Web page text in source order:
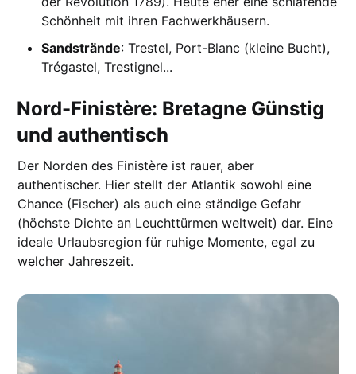
Schönheit mit ihren Fachwerkhäusern.
Sandstrände: Trestel, Port-Blanc (kleine Bucht),
Trégastel, Trestignel...
Nord-Finistère: Bretagne Günstig
und authentisch
Der Norden des Finistère ist rauer, aber
authentischer. Hier stellt der Atlantik sowohl eine
Chance (Fischer) als auch eine ständige Gefahr
(höchste Dichte an Leuchttürmen weltweit) dar. Eine
ideale Urlaubsregion für ruhige Momente, egal zu
welcher Jahreszeit.